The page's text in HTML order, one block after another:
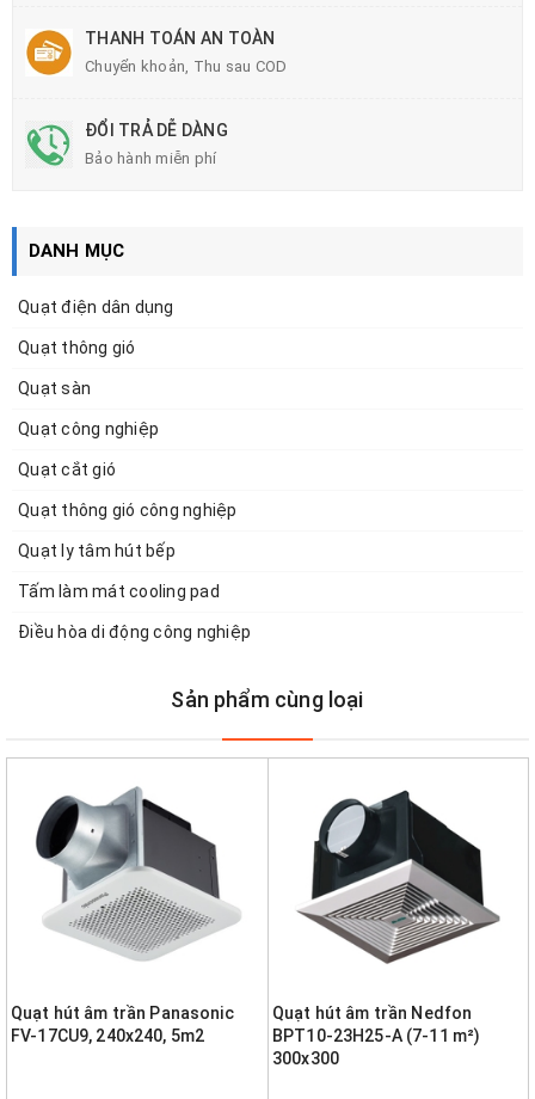
THANH TOÁN AN TOÀN
Chuyển khoản, Thu sau COD
ĐỔI TRẢ DỄ DÀNG
Bảo hành miễn phí
DANH MỤC
Quạt điện dân dụng
Quạt thông gió
Quạt sàn
Quạt công nghiệp
Quạt cắt gió
Quạt thông gió công nghiệp
Quạt ly tâm hút bếp
Tấm làm mát cooling pad
Điều hòa di động công nghiệp
Sản phẩm cùng loại
Quạt hút âm trần Panasonic
FV-17CU9, 240x240, 5m2
Quạt hút âm trần Nedfon
BPT10-23H25-A (7-11 m²)
300x300